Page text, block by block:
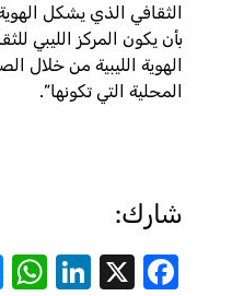
الثقافي الذي يشكل الهوية
بأن يكون المركز الليبي
الهوية الليبية من خلال
المحلية التي تكونها”.
شارك:
X